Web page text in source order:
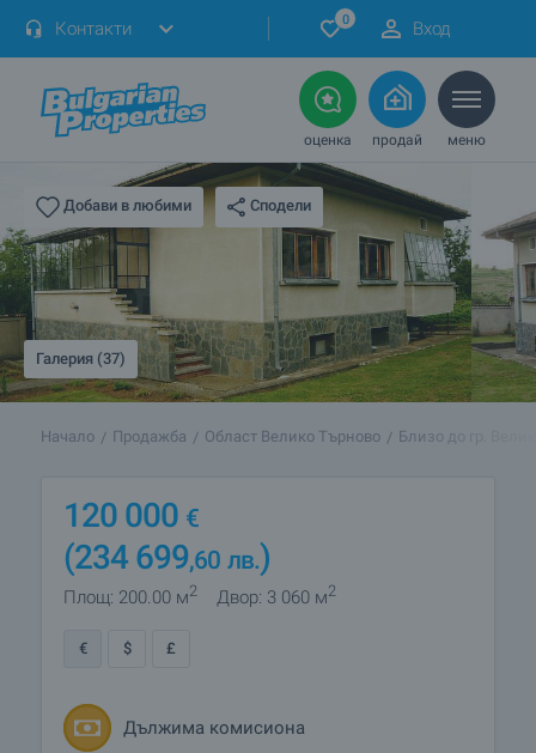
Контакти 0 Вход
оценка продай меню
Добави в любими Сподели
Галерия (37)
Начало Продажба Област Велико Търново Близо до гр.
120 000 €
(234 699,60 лв.)
Площ: 200.00 м2 Двор: 3 060 м2
€ $ £
Дължима комисиона